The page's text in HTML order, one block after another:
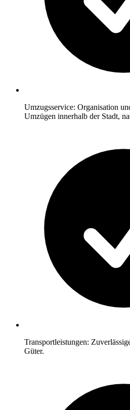
Umzugsservice: Organisation
Umzügen innerhalb der Stadt,
Transportleistungen:
Güter.